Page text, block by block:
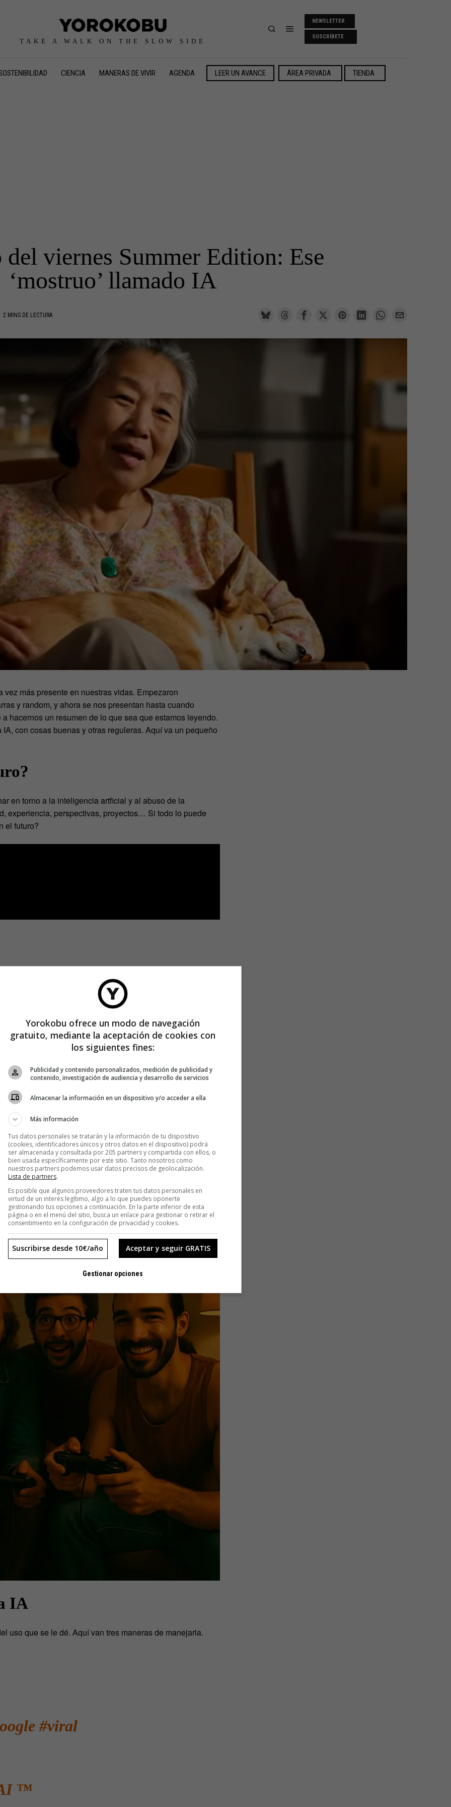
TAKE A WALK ON THE SLOW SIDE
NEWSLETTER
SUSCRÍBETE
CIENCIA MANERAS DE VIVIR AGENDA LEER UN AVANCE ÁREA PRIVADA TIENDA
viernes Summer Edition: Ese
‘mostruo’ llamado IA
2 MINS DE LECTURA
más presente en nuestras vidas. Empezaron
y random, y ahora se nos presentan hasta cuando
hacernos un resumen de lo que sea que estamos leyendo.
con cosas buenas y otras reguleras. Aquí va un pequeño
en torno a la inteligencia artficial y al abuso de la
experiencia, perspectivas, proyectos… Si todo lo puede
el futuro?
capaz de componer la canción perfecta, pero es
rock, bautizado como Velvet Sundown. Como escribió el
una bazofia. Eso sí, con un montón de seguidores en
esta banda tan artificial.
IA
uso que se le dé. Aquí van tres maneras de manejarla.
#viral
™️
Yorokobu ofrece un modo de navegación
gratuito, mediante la aceptación de cookies con
los siguientes fines:
Publicidad y contenido personalizados, medición de publicidad y
contenido, investigación de audiencia y desarrollo de servicios
Almacenar la información en un dispositivo y/o acceder a ella
Más información
Tus datos personales se tratarán y la información de tu dispositivo
(cookies, identificadores únicos y otros datos en el dispositivo) podrá
ser almacenada y consultada por 205 partners y compartida con ellos, o
bien usada específicamente por este sitio. Tanto nosotros como
nuestros partners podemos usar datos precisos de geolocalización.
Lista de partners.
Es posible que algunos proveedores traten tus datos personales en
virtud de un interés legítimo, algo a lo que puedes oponerte
gestionando tus opciones a continuación. En la parte inferior de esta
página o en el menú del sitio, busca un enlace para gestionar o retirar el
consentimiento en la configuración de privacidad y cookies.
Aceptar y seguir GRATIS
Suscribirse desde 10€/año
Gestionar opciones